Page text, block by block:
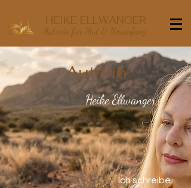
Autorin für Mut & Neuanfang
HEIKE ELLWANGER
Autorin
Heike Ellwanger
Ich schreibe